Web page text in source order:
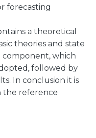
forecasting
a theoretical
theories and state
component, which
followed by
In conclusion it is
the reference